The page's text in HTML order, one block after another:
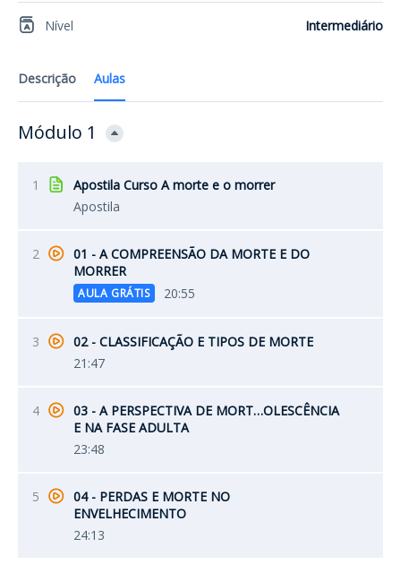
Descrição Aulas
Módulo 1
1
Apostila Curso A morte e o morrer
Apostila
2
01 - A COMPREENSÃO DA MORTE E DO
MORRER
AULA GRÁTIS 20:55
3
02 - CLASSIFICAÇÃO E TIPOS DE MORTE
21:47
4
03 - A PERSPECTIVA DE MORT…OLESCÊNCIA
E NA FASE ADULTA
23:48
5
04 - PERDAS E MORTE NO
ENVELHECIMENTO
24:13
Nível Intermediário